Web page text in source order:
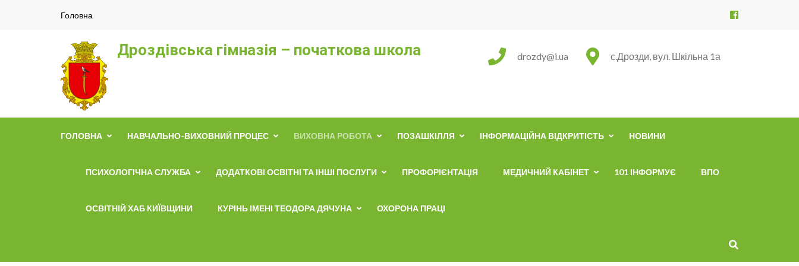
Головна
Дроздівська гімназія – початкова школа с.Дрозди, вул. Шкільна 1а
drozdy@i.ua
ГОЛОВНА НАВЧАЛЬНО-ВИХОВНИЙ ПРОЦЕС ВИХОВНА РОБОТА ПОЗАШКІЛЛЯ ІНФОРМАЦІЙНА ВІДКРИТІСТЬ НОВИНИ
ПСИХОЛОГІЧНА СЛУЖБА ДОДАТКОВІ ОСВІТНІ ТА ІНШІ ПОСЛУГИ ПРОФОРІЄНТАЦІЯ МЕДИЧНИЙ КАБІНЕТ 101 ІНФОРМУЄ ВПО
ОСВІТНІЙ ХАБ КИЇВЩИНИ КУРІНЬ ІМЕНІ ТЕОДОРА ДЯЧУНА ОХОРОНА ПРАЦІ